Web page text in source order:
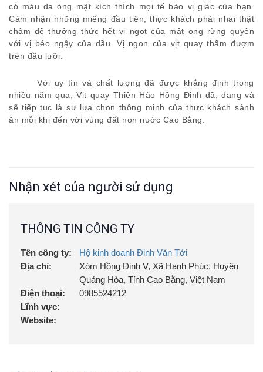
có màu da óng mật kích thích mọi tế bào vị giác của bạn.
Cảm nhận những miếng đầu tiên,thực khách phải nhai thật
chậm để thưởng thức hết vị ngọt của mật ong rừng quyện
với vị béo ngậy của dầu. Vị ngon của vịt quay thấm đượm
trên đầu lưỡi.
Với uy tín và chất lượng đã được khẳng định trong
nhiều năm qua, Vịt quay Thiên Hào Hồng Định đã, đang và
sẽ tiếp tục là sự lựa chọn thông minh của thực khách sành
ăn mỗi khi đến với vùng đất non nước Cao Bằng.
Nhận xét của người sử dụng
THÔNG TIN CÔNG TY
Tên công ty:
Hộ kinh doanh Đinh Văn Tới
Địa chỉ:
Xóm Hồng Định V, Xã Hạnh Phúc, Huyện
Quảng Hòa, Tỉnh Cao Bằng, Việt Nam
Điện thoại:
0985524212
Lĩnh vực:
Website: